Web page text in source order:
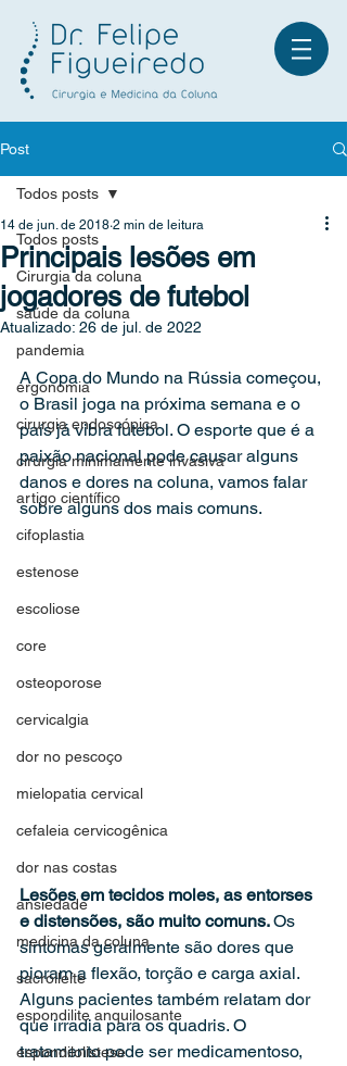
Fale no WhatsApp
Post
Todos posts
Cirurgia da coluna
saúde da coluna
pandemia
ergonomia
cirurgia endoscópica
cirurgia minimamente invasiva
artigo científico
cifoplastia
estenose
escoliose
core
osteoporose
cervicalgia
dor no pescoço
mielopatia cervical
cefaleia cervicogênica
dor nas costas
ansiedade
medicina da coluna
sacroileíte
espondilite anquilosante
espondilolistese
Todos posts
Principais lesões em
jogadores de futebol
14 de jun. de 2018 2 min de leitura
Atualizado: 26 de jul. de 2022
A Copa do Mundo na Rússia começou,
o Brasil joga na próxima semana e o
país já vibra futebol. O esporte que é a
paixão nacional pode causar alguns
danos e dores na coluna, vamos falar
sobre alguns dos mais comuns.
Lesões em tecidos moles, as entorses
e distensões, são muito comuns. Os
sintomas geralmente são dores que
pioram a flexão, torção e carga axial.
Alguns pacientes também relatam dor
que irradia para os quadris. O
tratamento pode ser medicamentoso,